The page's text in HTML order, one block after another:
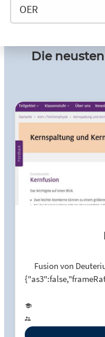
Die
Fusion von Deuterium und